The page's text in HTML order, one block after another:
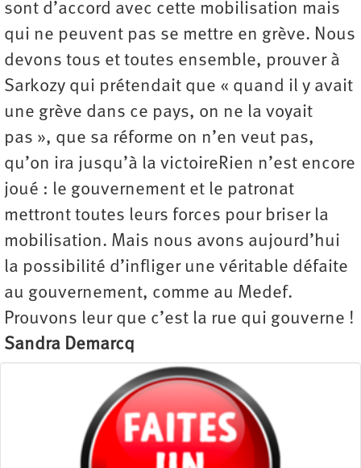
sont d’accord avec cette mobilisation mais
qui ne peuvent pas se mettre en grève. Nous
devons tous et toutes ensemble, prouver à
Sarkozy qui prétendait que « quand il y avait
une grève dans ce pays, on ne la voyait
pas », que sa réforme on n’en veut pas,
qu’on ira jusqu’à la victoireRien n’est encore
joué : le gouvernement et le patronat
mettront toutes leurs forces pour briser la
mobilisation. Mais nous avons aujourd’hui
la possibilité d’infliger une véritable défaite
au gouvernement, comme au Medef.
Prouvons leur que c’est la rue qui gouverne !
Sandra Demarcq